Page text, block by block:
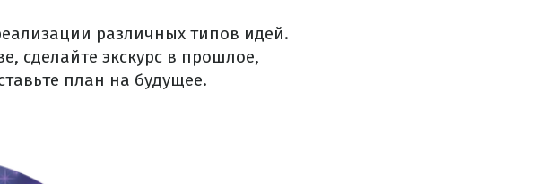
различных типов идей.
сделайте экскурс в прошлое,
план на будущее.